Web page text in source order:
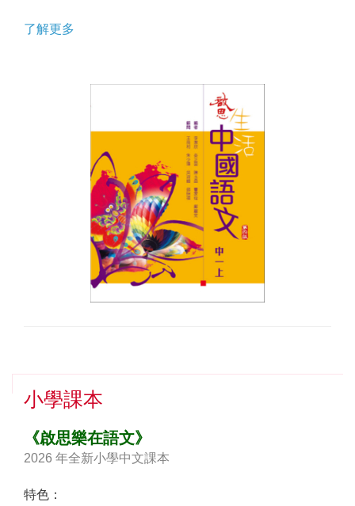
了解更多
小學課本
《啟思樂在語文》
2026 年全新小學中文課本
特色：